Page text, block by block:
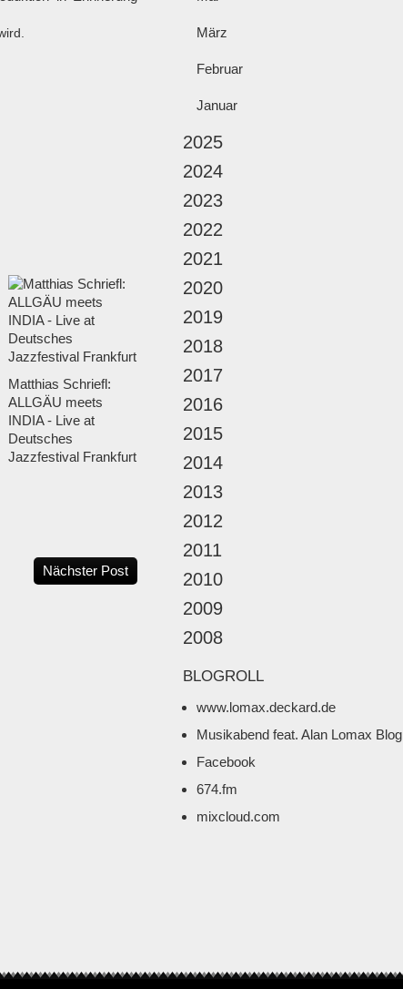
Matthias Schriefl:
ALLGÄU meets
INDIA - Live at
Deutsches
Jazzfestival Frankfurt
Nächster Post
März
Februar
Januar
2025
2024
2023
2022
2021
2020
2019
2018
2017
2016
2015
2014
2013
2012
2011
2010
2009
2008
BLOGROLL
www.lomax.deckard.de
Musikabend feat. Alan Lomax Blog
Facebook
674.fm
mixcloud.com